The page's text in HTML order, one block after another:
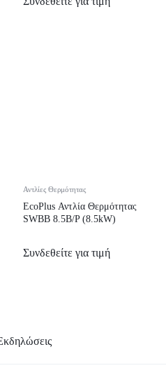
Αντλίες Θερμότητας
EcoPlus Αντλία Θερμότητας
SWBB 8.5B/P (8.5kW)
Συνδεθείτε για τιμή